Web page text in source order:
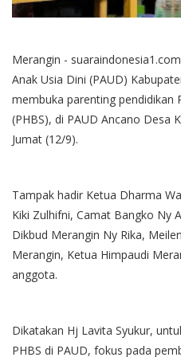
Merangin -
Anak Usia Dini (PAUD)
membuka parenting pendidikan
(PHBS), di PAUD Ancano Desa
Jumat (12/9).
Tampak hadir Ketua Dharma
Kiki Zulhifni, Camat Bangko Ny
Dikbud Merangin Ny Rika,
Merangin, Ketua Himpaudi
anggota.
Dikatakan Hj Lavita Syukur,
PHBS di PAUD, fokus pada